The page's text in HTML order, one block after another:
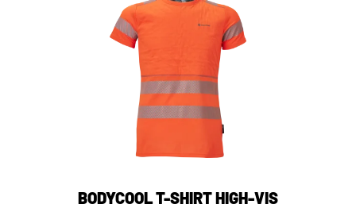
BODYCOOL T-SHIRT HIGH-VIS